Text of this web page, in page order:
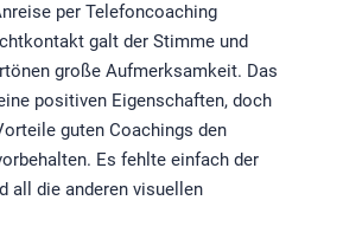
per Telefoncoaching
galt der Stimme und
große Aufmerksamkeit. Das
positiven Eigenschaften, doch
guten Coachings den
Es fehlte einfach der
all die anderen visuellen